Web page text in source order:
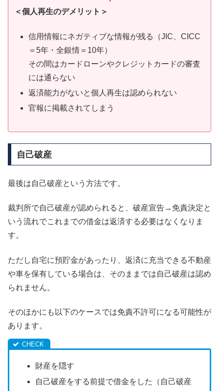
＜個人再生のデメリット＞
信用情報にネガティブな情報が残る（JIC、CICC
＝5年・全銀情＝10年）
その間はカードローンやクレジットカードの審査
には通らない
返済能力がないと個人再生は認められない
官報に掲載されてしまう
自己破産
最後は自己破産という方法です。
裁判所で自己破産が認められると、破産宣告→免責決定と
いう流れでこれまでの借金は返済する必要はなくなりま
す。
ただし自宅に預貯金があったり、返済に充当できる不動産
や車を保有している場合は、そのままでは自己破産は認め
られません。
そのほかにも以下のケースでは免責不許可になる可能性が
あります。
財産を隠す
自己破産をする前提で借金をした（自己破産